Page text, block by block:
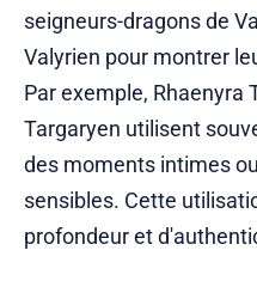
seigneurs-dragons de
Valyrien pour montrer
Par exemple, Rhaenyra
Targaryen utilisent
des moments intimes
sensibles. Cette
profondeur et